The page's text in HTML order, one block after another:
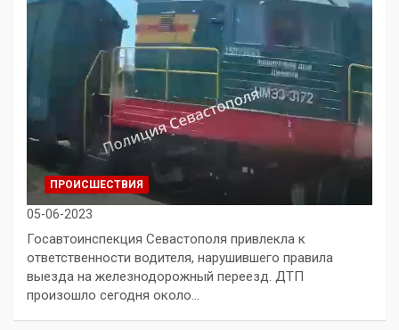
ПРОИСШЕСТВИЯ
05-06-2023
Госавтоинспекция Севастополя привлекла к
ответственности водителя, нарушившего правила
выезда на железнодорожный переезд. ДТП
произошло сегодня около…